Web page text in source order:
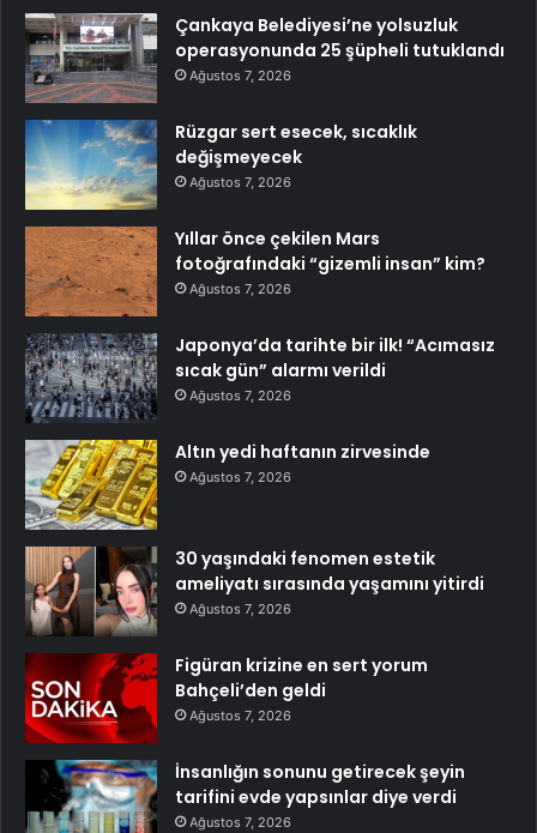
Çankaya Belediyesi’ne yolsuzluk
operasyonunda 25 şüpheli tutuklandı
Ağustos 7, 2026
Rüzgar sert esecek, sıcaklık
değişmeyecek
Ağustos 7, 2026
Yıllar önce çekilen Mars
fotoğrafındaki “gizemli insan” kim?
Ağustos 7, 2026
Japonya’da tarihte bir ilk! “Acımasız
sıcak gün” alarmı verildi
Ağustos 7, 2026
Altın yedi haftanın zirvesinde
Ağustos 7, 2026
30 yaşındaki fenomen estetik
ameliyatı sırasında yaşamını yitirdi
Ağustos 7, 2026
Figüran krizine en sert yorum
Bahçeli’den geldi
Ağustos 7, 2026
İnsanlığın sonunu getirecek şeyin
tarifini evde yapsınlar diye verdi
Ağustos 7, 2026